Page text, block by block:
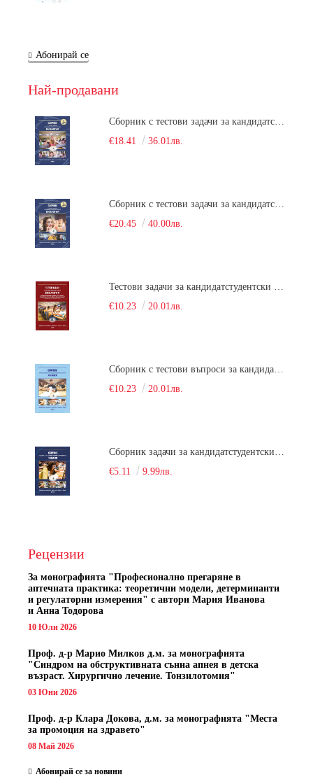
Абонирай се
Най-продавани
€18.41
36.01лв.
€20.45
40.00лв.
€10.23
20.01лв.
€10.23
20.01лв.
€5.11
9.99лв.
Рецензии
За монографията "Професионално прегаряне в
аптечната практика: теоретични модели, детерминанти
и регулаторни измерения" с автори Мария Иванова
и Анна Тодорова
10 Юли 2026
Проф. д-р Марио Милков д.м. за монографията
"Синдром на обструктивната сънна апнея в детска
възраст. Хирургично лечение. Тонзилотомия"
03 Юни 2026
Проф. д-р Клара Докова, д.м. за монографията "Места
за промоция на здравето"
08 Май 2026
Абонирай се за новини